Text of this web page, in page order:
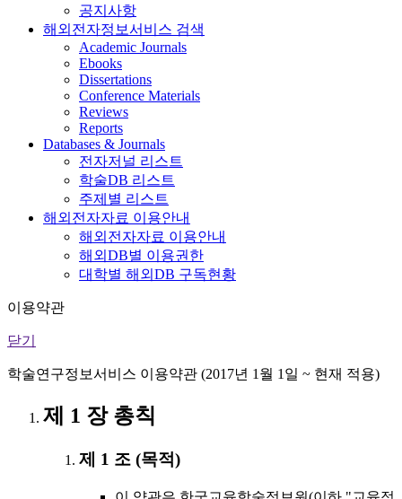
공지사항
해외전자정보서비스 검색
Academic Journals
Ebooks
Dissertations
Conference Materials
Reviews
Reports
Databases & Journals
전자저널 리스트
학술DB 리스트
주제별 리스트
해외전자자료 이용안내
해외전자자료 이용안내
해외DB별 이용권한
대학별 해외DB 구독현황
이용약관
닫기
학술연구정보서비스 이용약관 (2017년 1월 1일 ~ 현재 적용)
제 1 장 총칙
제 1 조 (목적)